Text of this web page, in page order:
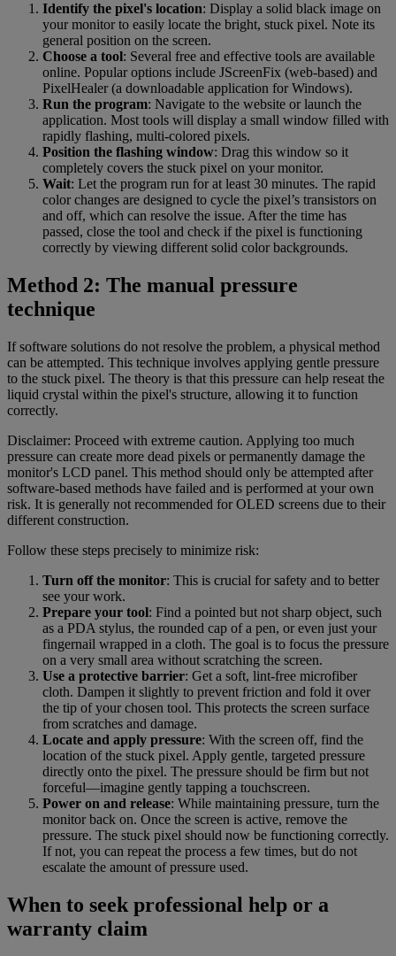
Identify the pixel's location: Display a solid black image on
your monitor to easily locate the bright, stuck pixel. Note its
general position on the screen.
Choose a tool: Several free and effective tools are available
online. Popular options include JScreenFix (web-based) and
PixelHealer (a downloadable application for Windows).
Run the program: Navigate to the website or launch the
application. Most tools will display a small window filled with
rapidly flashing, multi-colored pixels.
Position the flashing window: Drag this window so it
completely covers the stuck pixel on your monitor.
Wait: Let the program run for at least 30 minutes. The rapid
color changes are designed to cycle the pixel’s transistors on
and off, which can resolve the issue. After the time has
passed, close the tool and check if the pixel is functioning
correctly by viewing different solid color backgrounds.
Method 2: The manual pressure
technique
If software solutions do not resolve the problem, a physical method
can be attempted. This technique involves applying gentle pressure
to the stuck pixel. The theory is that this pressure can help reseat the
liquid crystal within the pixel's structure, allowing it to function
correctly.
Disclaimer: Proceed with extreme caution. Applying too much
pressure can create more dead pixels or permanently damage the
monitor's LCD panel. This method should only be attempted after
software-based methods have failed and is performed at your own
risk. It is generally not recommended for OLED screens due to their
different construction.
Follow these steps precisely to minimize risk:
Turn off the monitor: This is crucial for safety and to better
see your work.
Prepare your tool: Find a pointed but not sharp object, such
as a PDA stylus, the rounded cap of a pen, or even just your
fingernail wrapped in a cloth. The goal is to focus the pressure
on a very small area without scratching the screen.
Use a protective barrier: Get a soft, lint-free microfiber
cloth. Dampen it slightly to prevent friction and fold it over
the tip of your chosen tool. This protects the screen surface
from scratches and damage.
Locate and apply pressure: With the screen off, find the
location of the stuck pixel. Apply gentle, targeted pressure
directly onto the pixel. The pressure should be firm but not
forceful—imagine gently tapping a touchscreen.
Power on and release: While maintaining pressure, turn the
monitor back on. Once the screen is active, remove the
pressure. The stuck pixel should now be functioning correctly.
If not, you can repeat the process a few times, but do not
escalate the amount of pressure used.
When to seek professional help or a
warranty claim